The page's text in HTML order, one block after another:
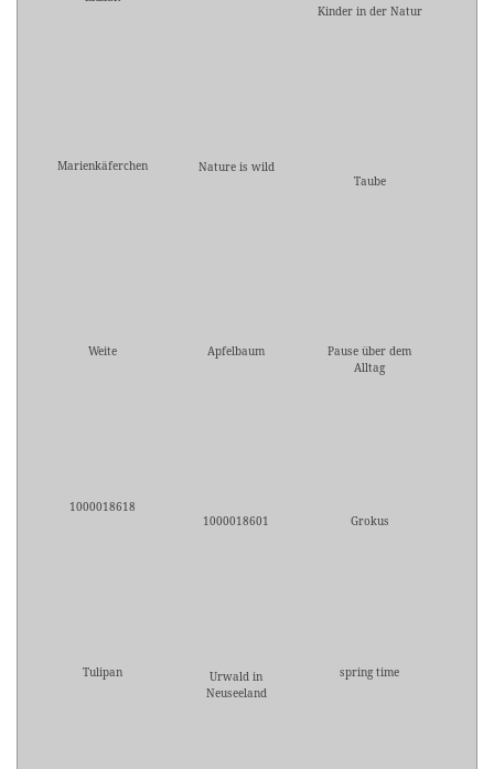
Kinder in der Natur
Marienkäferchen
Nature is wild
Taube
Weite Apfelbaum
Pause über dem
Alltag
1000018618
1000018601
Grokus
Tulipan
Urwald in
Neuseeland
spring time